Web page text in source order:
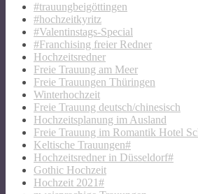
#trauungbeigöttingen
#hochzeitkyritz
#Valentinstags-Special
#Franchising freier Redner
Hochzeitsredner
Freie Trauung am Meer
Freie Trauungen Thüringen
Winterhochzeit
Freie Trauung deutsch/chinesisch
Hochzeitsplanung im Ausland
Freie Trauung im Romantik Hotel
Keltische Trauungen#
Hochzeitsredner in Düsseldorf#
Gothic Hochzeit
Hochzeit 2021#